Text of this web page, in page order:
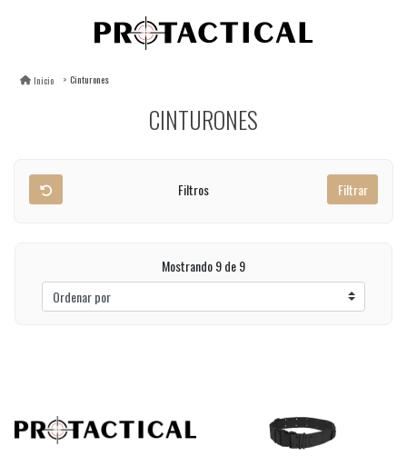
Inicio Cinturones
CINTURONES
Filtros Filtrar
Mostrando 9 de 9